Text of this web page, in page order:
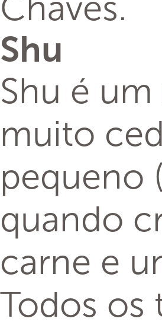
Shu
Shu é
muito
pequeno
quando
carne e
Todos os